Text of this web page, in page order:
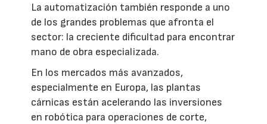
La automatización también responde a uno
de los grandes problemas que afronta el
sector: la creciente dificultad para encontrar
mano de obra especializada.
En los mercados más avanzados,
especialmente en Europa, las plantas
cárnicas están acelerando las inversiones
en robótica para operaciones de corte,